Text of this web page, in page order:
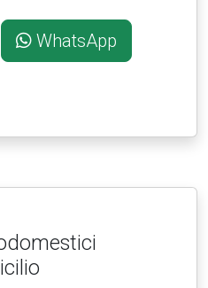
WhatsApp